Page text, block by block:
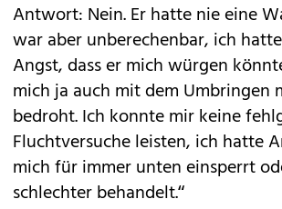
Antwort: Nein. Er hatte nie eine
war aber unberechenbar, ich
Angst, dass er mich würgen
mich ja auch mit dem Umbringen
bedroht. Ich konnte mir keine
Fluchtversuche leisten, ich hatte
mich für immer unten einsperrt
schlechter behandelt.“